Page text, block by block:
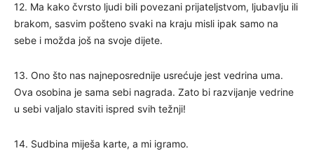
12. Ma kako čvrsto ljudi bili povezani prijateljstvom, ljubavlju ili
brakom, sasvim pošteno svaki na kraju misli ipak samo na
sebe i možda još na svoje dijete.
13. Ono što nas najneposrednije usrećuje jest vedrina uma.
Ova osobina je sama sebi nagrada. Zato bi razvijanje vedrine
u sebi valjalo staviti ispred svih težnji!
14. Sudbina miješa karte, a mi igramo.